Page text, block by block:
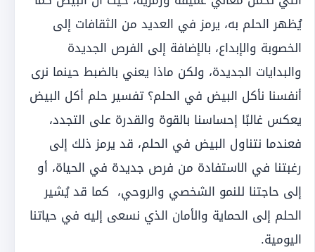
يُظهر الحلم به، يرمز في العديد من الثقافات إلى
الخصوبة والإبداع، بالإضافة إلى الفرص الجديدة
والبدايات الجديدة، ولكن ماذا يعني بالضبط حينما نرى
أنفسنا نأكل البيض في الحلم؟ تفسير حلم أكل البيض
يعكس غالبًا إحساسنا بالقوة والقدرة على التجدد،
فعندما نتناول البيض في الحلم، قد يرمز ذلك إلى
رغبتنا في الاستفادة من فرص جديدة في الحياة، أو
إلى حاجتنا للنمو الشخصي والروحي، كما قد يُشير
الحلم إلى الحماية والأمان الذي نسعى إليه في حياتنا
اليومية.